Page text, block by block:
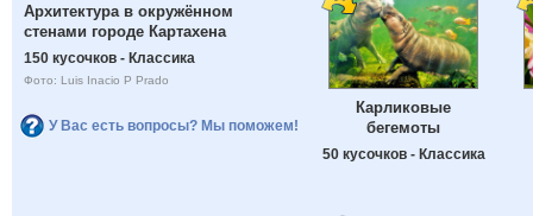
Архитектура в окружённом
стенами городе Картахена
150 кусочков - Классика
Фото: Luis Inacio P Prado
У Вас есть вопросы? Мы поможем!
Карликовые
бегемоты
50 кусочков - Классика